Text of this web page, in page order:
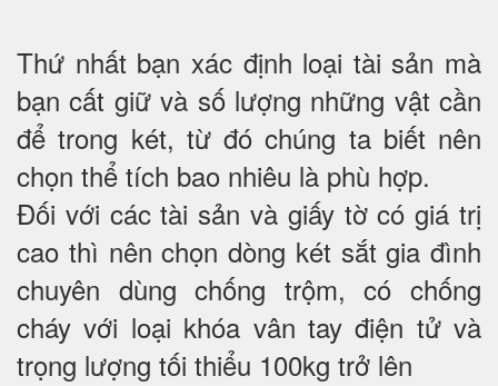
Thứ nhất bạn xác định loại tài sản mà
bạn cất giữ và số lượng những vật cần
để trong két, từ đó chúng ta biết nên
chọn thể tích bao nhiêu là phù hợp.
Đối với các tài sản và giấy tờ có giá trị
cao thì nên chọn dòng két sắt gia đình
chuyên dùng chống trộm, có chống
cháy với loại khóa vân tay điện tử và
trọng lượng tối thiểu 100kg trở lên